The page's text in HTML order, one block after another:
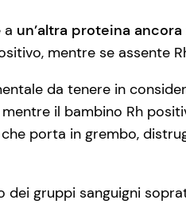
a un’altra proteina ancora
mentre se assente
da tenere in
il bambino Rh
porta in grembo,
dei gruppi sanguigni